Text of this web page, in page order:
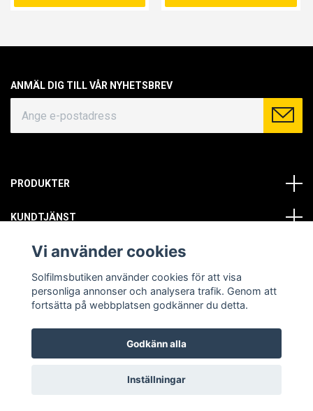
ANMÄL DIG TILL VÅR NYHETSBREV
PRODUKTER
KUNDTJÄNST
OM OSS
SOCIALA MEDIER
© Copyright 2026 Solfilmsbutiken. All rights reserved.
Vi använder cookies
Solfilmsbutiken använder cookies för att visa
personliga annonser och analysera trafik. Genom att
fortsätta på webbplatsen godkänner du detta.
Godkänn alla
Inställningar